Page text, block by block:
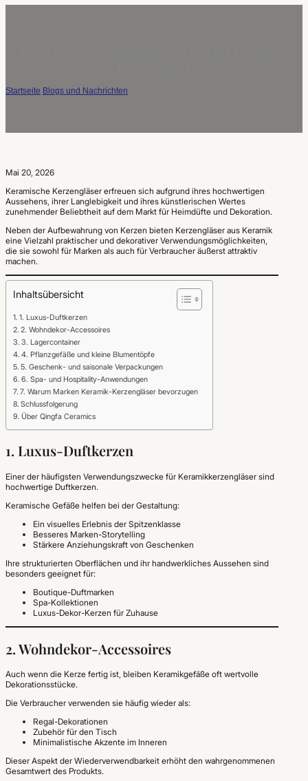
Startseite Blogs und Nachrichten
Mai 20, 2026
Keramische Kerzengläser erfreuen sich aufgrund ihres hochwertigen
Aussehens, ihrer Langlebigkeit und ihres künstlerischen Wertes
zunehmender Beliebtheit auf dem Markt für Heimdüfte und Dekoration.
Neben der Aufbewahrung von Kerzen bieten Kerzengläser aus Keramik
eine Vielzahl praktischer und dekorativer Verwendungsmöglichkeiten,
die sie sowohl für Marken als auch für Verbraucher äußerst attraktiv
machen.
Inhaltsübersicht
1. Luxus-Duftkerzen
2. Wohndekor-Accessoires
3. Lagercontainer
4. Pflanzgefäße und kleine Blumentöpfe
5. Geschenk- und saisonale Verpackungen
6. Spa- und Hospitality-Anwendungen
7. Warum Marken Keramik-Kerzengläser bevorzugen
Schlussfolgerung
Über Qingfa Ceramics
1. Luxus-Duftkerzen
Einer der häufigsten Verwendungszwecke für Keramikkerzengläser sind
hochwertige Duftkerzen.
Keramische Gefäße helfen bei der Gestaltung:
Ein visuelles Erlebnis der Spitzenklasse
Besseres Marken-Storytelling
Stärkere Anziehungskraft von Geschenken
Ihre strukturierten Oberflächen und ihr handwerkliches Aussehen sind
besonders geeignet für:
Boutique-Duftmarken
Spa-Kollektionen
Luxus-Dekor-Kerzen für Zuhause
2. Wohndekor-Accessoires
Auch wenn die Kerze fertig ist, bleiben Keramikgefäße oft wertvolle
Dekorationsstücke.
Die Verbraucher verwenden sie häufig wieder als:
Regal-Dekorationen
Zubehör für den Tisch
Minimalistische Akzente im Inneren
Dieser Aspekt der Wiederverwendbarkeit erhöht den wahrgenommenen
Gesamtwert des Produkts.